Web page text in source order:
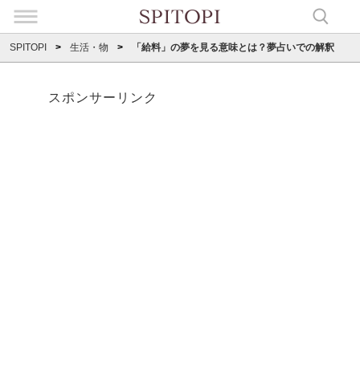
SPITOPI 生活・物 「給料」の夢を見る意味とは？夢占いでの解釈
スポンサーリンク